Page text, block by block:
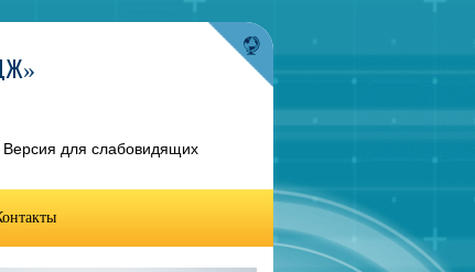
Версия для слабовидящих